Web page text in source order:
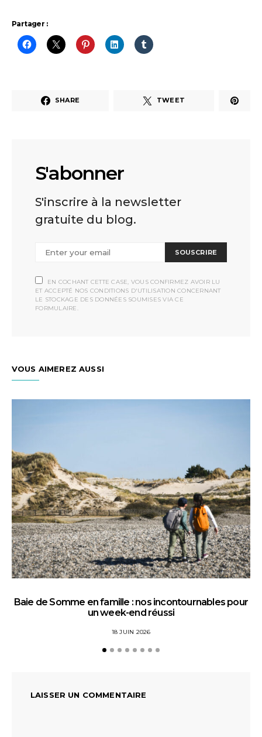
Partager :
SHARE TWEET
S'abonner
S'inscrire à la newsletter
gratuite du blog.
SOUSCRIRE
EN COCHANT CETTE CASE, VOUS CONFIRMEZ AVOIR LU
ET ACCEPTÉ NOS CONDITIONS D'UTILISATION CONCERNANT
LE STOCKAGE DES DONNÉES SOUMISES VIA CE
FORMULAIRE.
VOUS AIMEREZ AUSSI
Baie de Somme en famille : nos incontournables pour
un week-end réussi
18 JUIN 2026
LAISSER UN COMMENTAIRE